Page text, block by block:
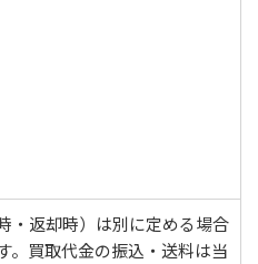
・返却時）は別に定める場合
。買取代金の振込・送料は当